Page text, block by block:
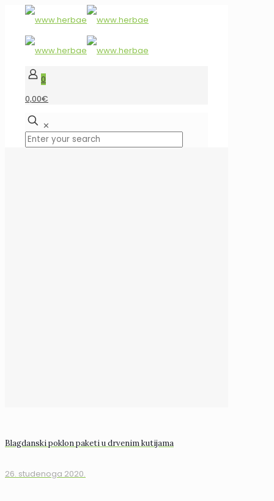
0
0,00€
✕
Blagdanski poklon paketi u drvenim kutijama
26. studenoga 2020.